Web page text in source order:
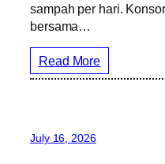
sampah per hari.
bersama…
Read More
July 16, 2026